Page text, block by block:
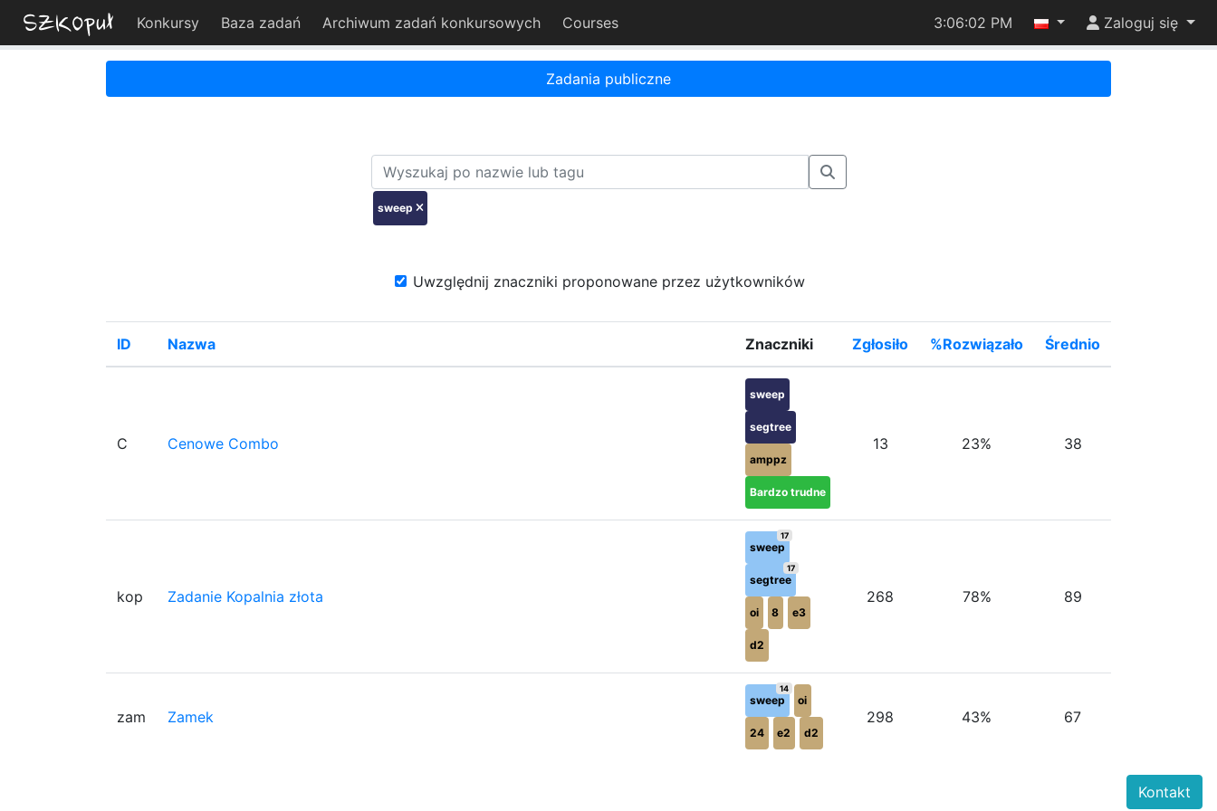
Konkursy Baza zadań Archiwum zadań konkursowych Courses 3:06:02 PM Zaloguj się
Zadania publiczne
sweep
Uwzględnij znaczniki proponowane przez użytkowników
ID Nazwa Znaczniki Zgłosiło %Rozwiązało Średnio
C Cenowe Combo
sweep
segtree
amppz
Bardzo trudne
13 23% 38
kop Zadanie Kopalnia złota
sweep
17
segtree
17
oi 8 e3
d2
268 78% 89
zam Zamek
sweep
14
oi
24 e2 d2
298 43% 67
Kontakt